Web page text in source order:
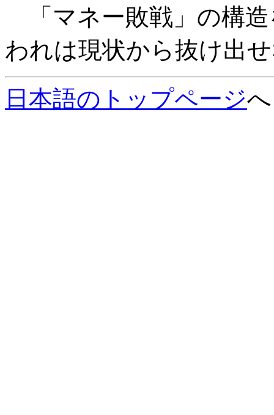
「マネー敗戦」の構
われは現状から抜け出
日本語のトップページへ